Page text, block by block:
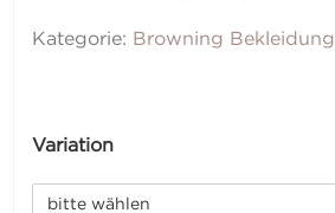
Kategorie: Browning Bekleidung
Variation
bitte wählen